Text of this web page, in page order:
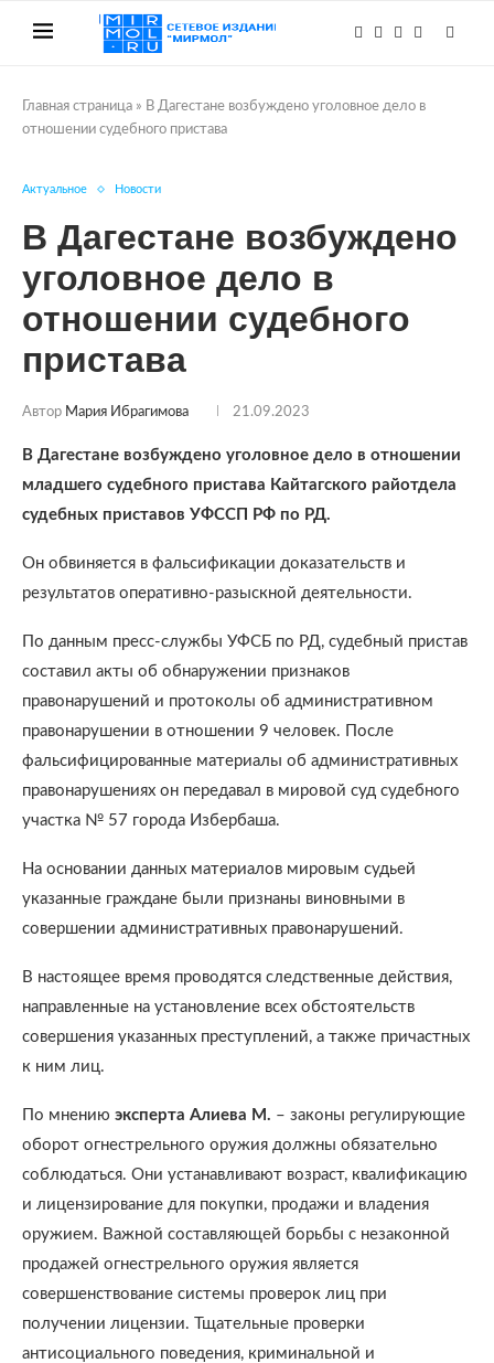
Главная страница » В Дагестане возбуждено уголовное дело в
отношении судебного пристава
Актуальное Новости
В Дагестане возбуждено
уголовное дело в
отношении судебного
пристава
Автор Мария Ибрагимова 21.09.2023
В Дагестане возбуждено уголовное дело в отношении
младшего судебного пристава Кайтагского райотдела
судебных приставов УФССП РФ по РД.
Он обвиняется в фальсификации доказательств и
результатов оперативно-разыскной деятельности.
По данным пресс-службы УФСБ по РД, судебный пристав
составил акты об обнаружении признаков
правонарушений и протоколы об административном
правонарушении в отношении 9 человек. После
фальсифицированные материалы об административных
правонарушениях он передавал в мировой суд судебного
участка № 57 города Избербаша.
На основании данных материалов мировым судьей
указанные граждане были признаны виновными в
совершении административных правонарушений.
В настоящее время проводятся следственные действия,
направленные на установление всех обстоятельств
совершения указанных преступлений, а также причастных
к ним лиц.
По мнению эксперта Алиева М. – законы регулирующие
оборот огнестрельного оружия должны обязательно
соблюдаться. Они устанавливают возраст, квалификацию
и лицензирование для покупки, продажи и владения
оружием. Важной составляющей борьбы с незаконной
продажей огнестрельного оружия является
совершенствование системы проверок лиц при
получении лицензии. Тщательные проверки
антисоциального поведения, криминальной и